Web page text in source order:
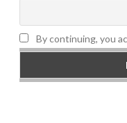
By continuing, you